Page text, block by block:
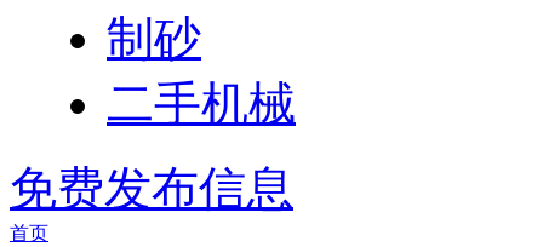
制砂
二手机械
免费发布信息
首页